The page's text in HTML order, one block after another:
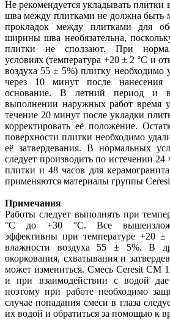
Не рекомендуется укладывать
шва между плитками не должна быть
прокладок между плитками для
ширины шва необязательна,
плитки не сползают. При
условиях (температура +20 ± 2 °C и
воздуха 55 ± 5%) плитку необходимо
через 10 минут после нанесения
основание. В летний период и
выполнении наружных работ время
течение 20 минут после укладки
корректировать её положение.
поверхности плитки необходимо
её затвердевания. В нормальных
следует производить по истечении 24
плитки и 48 часов для
применяются материалы группы
Примечания
Работы следует выполнять при
°C до +30 °C. Все
эффективны при температуре +20 ±
влажности воздуха 55 ± 5%. В
окоркования, схватывания и
может измениться. Смесь Ceresit СМ
и при взаимодействии с водой
поэтому при работе необходимо
случае попадания смеси в глаза
их водой и обратиться за помощью к